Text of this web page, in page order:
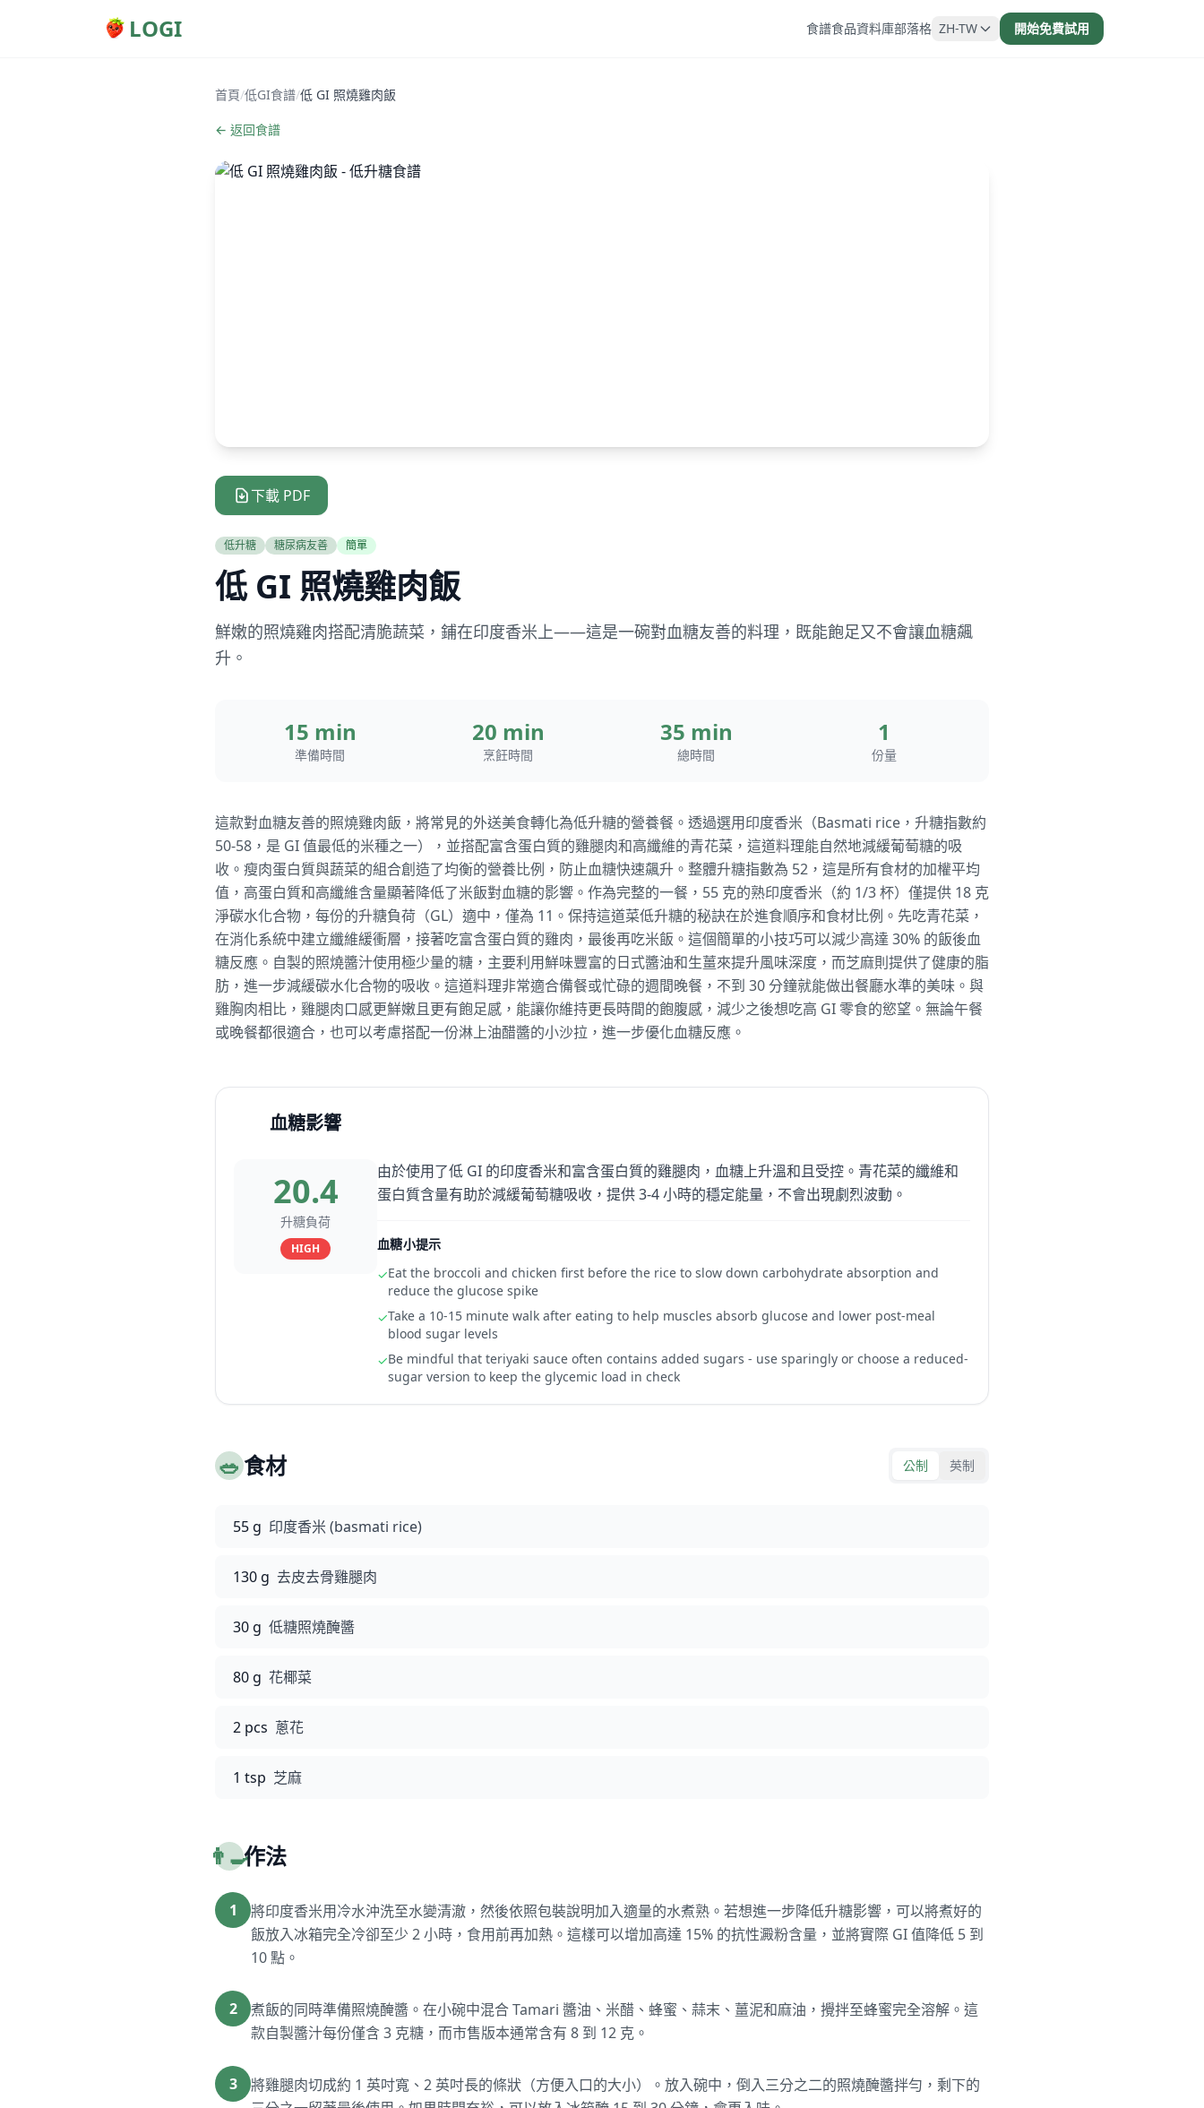
LOGI 食譜食品資料庫部落格 ZH-TW 開始免費試用
首頁/低GI食譜/低 GI 照燒雞肉飯
← 返回食譜
下載 PDF
低升糖 糖尿病友善 簡單
低 GI 照燒雞肉飯
鮮嫩的照燒雞肉搭配清脆蔬菜，鋪在印度香米上——這是一碗對血糖友善的料理，既能飽足又不會讓血糖飆
升。
15 min
準備時間
20 min
烹飪時間
35 min
總時間
1
份量
這款對血糖友善的照燒雞肉飯，將常見的外送美食轉化為低升糖的營養餐。透過選用印度香米（Basmati rice，升糖指數約
50-58，是 GI 值最低的米種之一），並搭配富含蛋白質的雞腿肉和高纖維的青花菜，這道料理能自然地減緩葡萄糖的吸
收。瘦肉蛋白質與蔬菜的組合創造了均衡的營養比例，防止血糖快速飆升。整體升糖指數為 52，這是所有食材的加權平均
值，高蛋白質和高纖維含量顯著降低了米飯對血糖的影響。作為完整的一餐，55 克的熟印度香米（約 1/3 杯）僅提供 18 克
淨碳水化合物，每份的升糖負荷（GL）適中，僅為 11。保持這道菜低升糖的秘訣在於進食順序和食材比例。先吃青花菜，
在消化系統中建立纖維緩衝層，接著吃富含蛋白質的雞肉，最後再吃米飯。這個簡單的小技巧可以減少高達 30% 的飯後血
糖反應。自製的照燒醬汁使用極少量的糖，主要利用鮮味豐富的日式醬油和生薑來提升風味深度，而芝麻則提供了健康的脂
肪，進一步減緩碳水化合物的吸收。這道料理非常適合備餐或忙碌的週間晚餐，不到 30 分鐘就能做出餐廳水準的美味。與
雞胸肉相比，雞腿肉口感更鮮嫩且更有飽足感，能讓你維持更長時間的飽腹感，減少之後想吃高 GI 零食的慾望。無論午餐
或晚餐都很適合，也可以考慮搭配一份淋上油醋醬的小沙拉，進一步優化血糖反應。
血糖影響
20.4
升糖負荷
HIGH
由於使用了低 GI 的印度香米和富含蛋白質的雞腿肉，血糖上升溫和且受控。青花菜的纖維和
蛋白質含量有助於減緩葡萄糖吸收，提供 3-4 小時的穩定能量，不會出現劇烈波動。
血糖小提示
✓Eat the broccoli and chicken first before the rice to slow down carbohydrate absorption and
reduce the glucose spike
✓Take a 10-15 minute walk after eating to help muscles absorb glucose and lower post-meal
blood sugar levels
✓Be mindful that teriyaki sauce often contains added sugars - use sparingly or choose a reduced-
sugar version to keep the glycemic load in check
🥗食材 公制 英制
55 g 印度香米 (basmati rice)
130 g 去皮去骨雞腿肉
30 g 低糖照燒醃醬
80 g 花椰菜
2 pcs 蔥花
1 tsp 芝麻
👨‍🍳作法
1
將印度香米用冷水沖洗至水變清澈，然後依照包裝說明加入適量的水煮熟。若想進一步降低升糖影響，可以將煮好的
飯放入冰箱完全冷卻至少 2 小時，食用前再加熱。這樣可以增加高達 15% 的抗性澱粉含量，並將實際 GI 值降低 5 到
10 點。
2
煮飯的同時準備照燒醃醬。在小碗中混合 Tamari 醬油、米醋、蜂蜜、蒜末、薑泥和麻油，攪拌至蜂蜜完全溶解。這
款自製醬汁每份僅含 3 克糖，而市售版本通常含有 8 到 12 克。
3
將雞腿肉切成約 1 英吋寬、2 英吋長的條狀（方便入口的大小）。放入碗中，倒入三分之二的照燒醃醬拌勻，剩下的